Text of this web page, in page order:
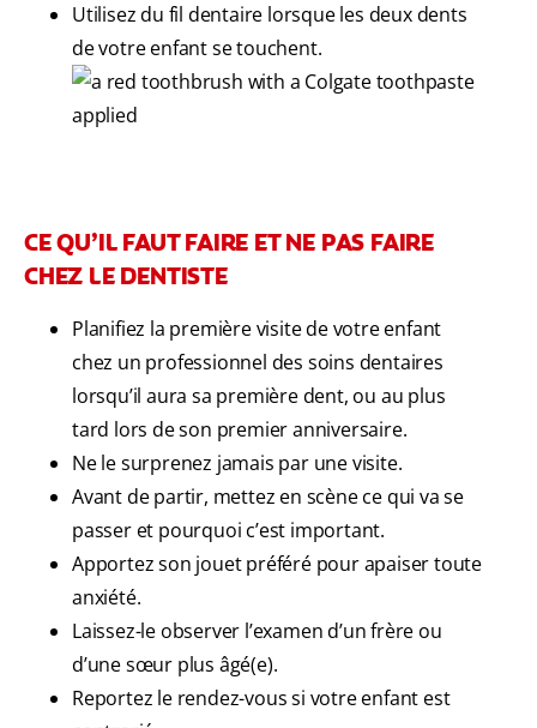
Utilisez du fil dentaire lorsque les deux dents
de votre enfant se touchent.
CE QU’IL FAUT FAIRE ET NE PAS FAIRE
CHEZ LE DENTISTE
Planifiez la première visite de votre enfant
chez un professionnel des soins dentaires
lorsqu’il aura sa première dent, ou au plus
tard lors de son premier anniversaire.
Ne le surprenez jamais par une visite.
Avant de partir, mettez en scène ce qui va se
passer et pourquoi c’est important.
Apportez son jouet préféré pour apaiser toute
anxiété.
Laissez-le observer l’examen d’un frère ou
d’une sœur plus âgé(e).
Reportez le rendez-vous si votre enfant est